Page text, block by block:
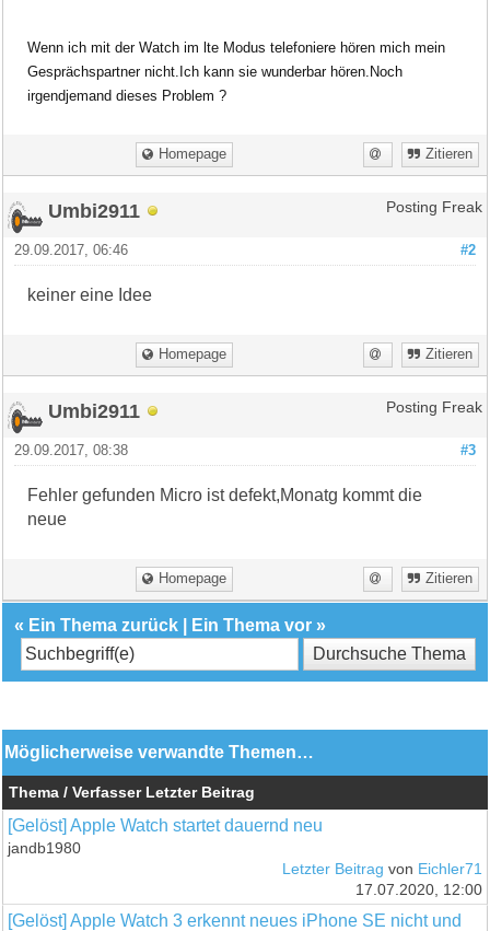
Wenn ich mit der Watch im lte Modus telefoniere hören mich mein
Gesprächspartnernicht. Ich kann sie wunderbar hören.Noch
irgendjemand dieses Problem ?
Homepage Zitieren
Umbi2911 Posting Freak
#2
29.09.2017, 06:46
keiner eine Idee
Homepage Zitieren
Umbi2911 Posting Freak
#3
29.09.2017, 08:38
Fehler gefunden Micro ist defekt,Monatg kommt die
neue
Homepage Zitieren
« Ein Thema zurück Ein Thema vor »
Möglicherweise verwandte Themen…
Thema / Verfasser Letzter Beitrag
[Gelöst] Apple Watch startet dauernd neu
jandb1980
Letzter Beitrag von Eichler71
17.07.2020, 12:00
[Gelöst] Apple Watch 3 erkennt neues iPhone SE nicht und